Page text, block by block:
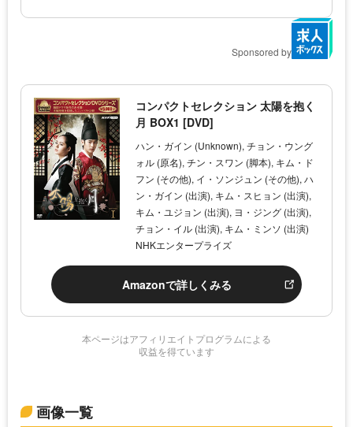
Sponsored by
コンパクトセレクション 太陽を抱く
月 BOX1 [DVD]
ハン・ガイン (Unknown), チョン・ウング
ォル (原名), チン・スワン (脚本), キム・ド
フン (その他), イ・ソンジュン (その他), ハ
ン・ガイン (出演), キム・スヒョン (出演),
キム・ユジョン (出演), ヨ・ジング (出演),
チョン・イル (出演), キム・ミンソ (出演)
NHKエンタープライズ
Amazonで詳しくみる
本ページはアフィリエイトプログラムによる
収益を得ています
画像一覧